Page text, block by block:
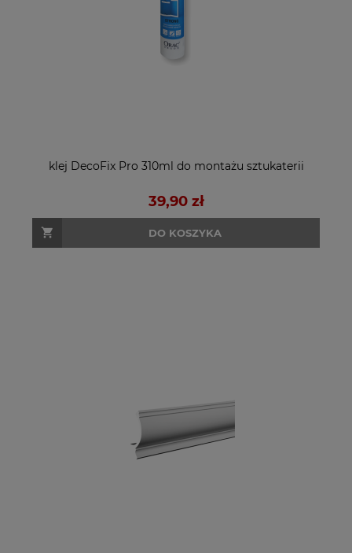
klej DecoFix Pro 310ml do montażu sztukaterii
39,90 zł
DO KOSZYKA